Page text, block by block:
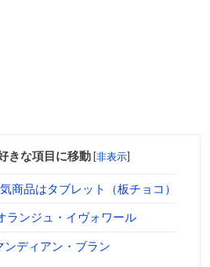
きな項目に移動 [非表示]
商品はタブレット（板チョコ）
ランジュ・イヴォワール
ンディアン・ブラン